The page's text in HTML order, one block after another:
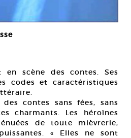
en scène des contes. Ses
codes et caractéristiques
contes sans fées, sans
charmants. Les héroïnes
de toute mièvrerie,
« Elles ne sont